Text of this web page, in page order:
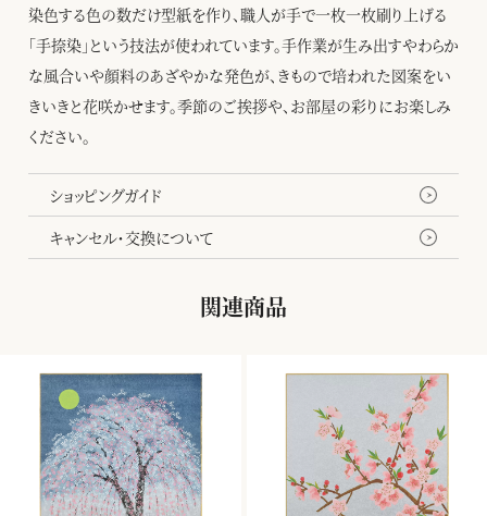
染色する色の数だけ型紙を作り、職人が手で一枚一枚刷り上げる
「手捺染」という技法が使われています。手作業が生み出すやわらか
な風合いや顔料のあざやかな発色が、きもので培われた図案をい
きいきと花咲かせます。季節のご挨拶や、お部屋の彩りにお楽しみ
ください。
ショッピングガイド
キャンセル・交換について
関連商品